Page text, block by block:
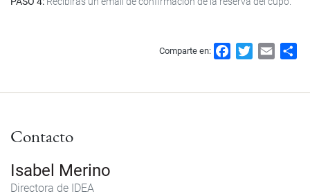
Comparte en:
Contacto
Isabel Merino
Directora de IDEA